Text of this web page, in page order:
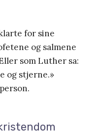
for sine
og salmene
som Luther sa:
og stjerne.»